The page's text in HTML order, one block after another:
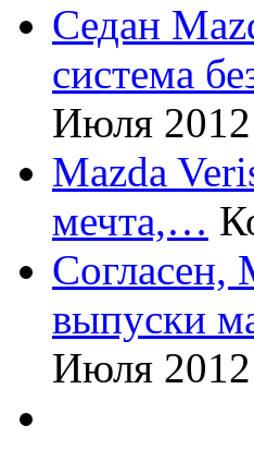
Седан
система
Июля 2012
Mazda
мечта,…
Согласен,
выпуски
Июля 2012